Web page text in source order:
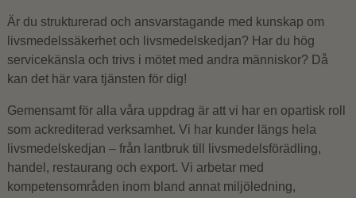
Är du strukturerad och ansvarstagande med kunskap om
livsmedelssäkerhet och livsmedelskedjan? Har du hög
servicekänsla och trivs i mötet med andra människor? Då
kan det här vara tjänsten för dig!
Gemensamt för alla våra uppdrag är att vi har en opartisk roll
som ackrediterad verksamhet. Vi har kunder längs hela
livsmedelskedjan – från lantbruk till livsmedelsförädling,
handel, restaurang och export. Vi arbetar med
kompetensområden inom bland annat miljöledning,